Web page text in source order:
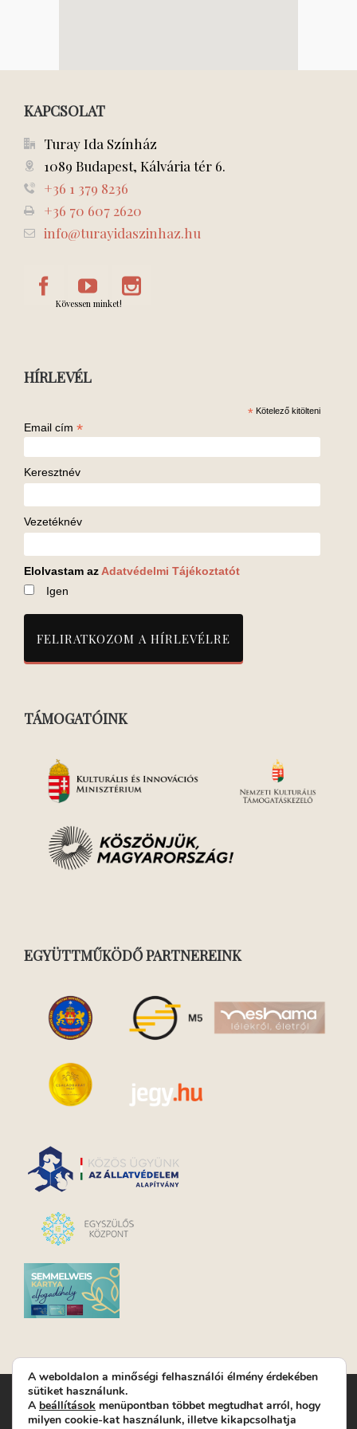
KAPCSOLAT
Turay Ida Színház
1089 Budapest, Kálvária tér 6.
+36 1 379 8236
+36 70 607 2620
info@turayidaszinhaz.hu
Kövessen minket!
HÍRLEVÉL
* Kötelező kitölteni
Email cím *
Keresztnév
Vezetéknév
Elolvastam az Adatvédelmi Tájékoztatót
Igen
TÁMOGATÓINK
EGYÜTTMŰKÖDŐ PARTNEREINK
Turay Ida Színház Közhasznú Nonprofit Kft. | Működési
helyszín: Turay Ida Színház 1089 Budapest, Kálvária tér 6. |
A weboldalon a minőségi felhasználói élmény érdekében
sütiket használunk.
A beállítások menüpontban többet megtudhat arról, hogy
milyen cookie-kat használunk, illetve kikapcsolhatja